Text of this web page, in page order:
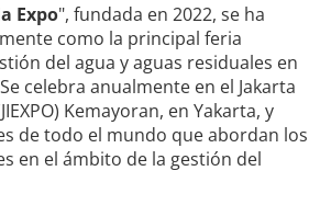
Expo", fundada en 2022, se ha
como la principal feria
del agua y aguas residuales en
celebra anualmente en el Jakarta
Kemayoran, en Yakarta, y
de todo el mundo que abordan los
en el ámbito de la gestión del